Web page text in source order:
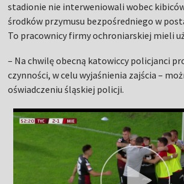
stadionie nie interweniowali wobec
środków przymusu bezpośredniego w
To pracownicy firmy ochroniarskiej mieli
– Na chwilę obecną katowiccy policjanci
czynności, w celu wyjaśnienia zajścia –
oświadczeniu śląskiej policji.